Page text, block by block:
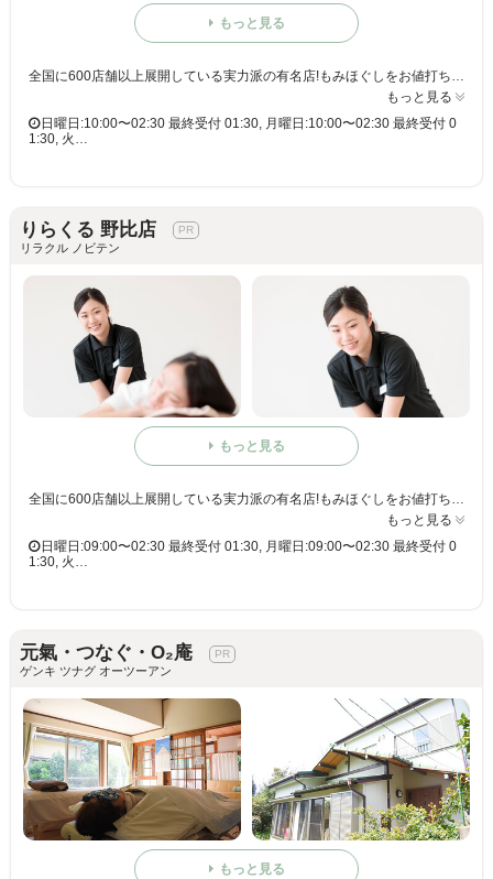
もっと見る
全国に600店舗以上展開している実力派の有名店!もみほぐしをお値打ち価格で☆60分3,980円(りらくるアプリ会員価格3,600円)
もっと見る
日曜日:10:00〜02:30 最終受付 01:30, 月曜日:10:00〜02:30 最終受付 0
1:30, 火…
りらくる 野比店
リラクル ノビテン
もっと見る
全国に600店舗以上展開している実力派の有名店!もみほぐしをお値打ち価格で☆60分3,980円(りらくるアプリ会員価格3,600円)
もっと見る
日曜日:09:00〜02:30 最終受付 01:30, 月曜日:09:00〜02:30 最終受付 0
1:30, 火…
元氣・つなぐ・O₂庵
ゲンキ ツナグ オーツーアン
もっと見る